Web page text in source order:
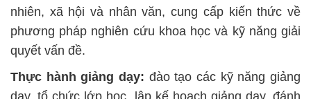
nhiên, xã hội và nhân văn, cung cấp kiến thức về
phương pháp nghiên cứu khoa học và kỹ năng giải
quyết vấn đề.
Thực hành giảng dạy: đào tạo các kỹ năng giảng
dạy, tổ chức lớp học, lập kế hoạch giảng dạy, đánh